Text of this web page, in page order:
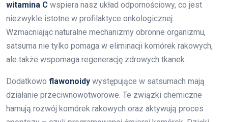
witamina C wspiera nasz układ odpornościowy, co jest
niezwykle istotne w profilaktyce onkologicznej.
Wzmacniając naturalne mechanizmy obronne organizmu,
satsuma nie tylko pomaga w eliminacji komórek rakowych,
ale także wspomaga regenerację zdrowych tkanek.
Dodatkowo flawonoidy występujące w satsumach mają
działanie przeciwnowotworowe. Te związki chemiczne
hamują rozwój komórek rakowych oraz aktywują proces